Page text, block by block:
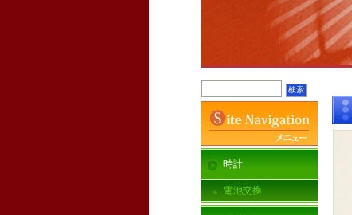
時計
電池交換